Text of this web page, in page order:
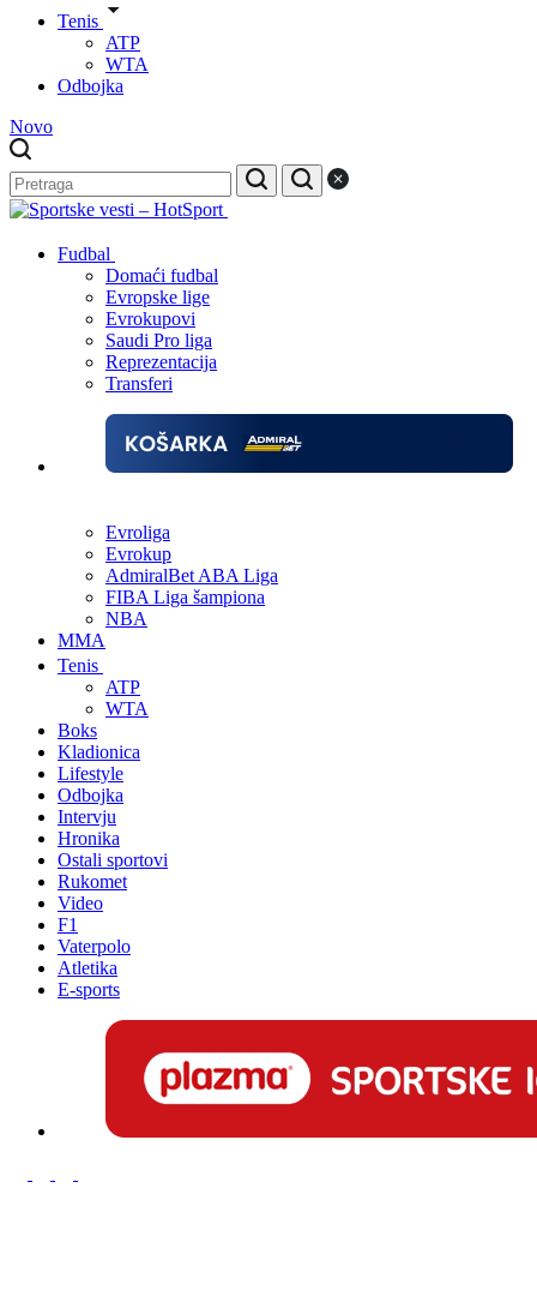
Tenis
ATP
WTA
Odbojka
Novo
Fudbal
Domaći fudbal
Evropske lige
Evrokupovi
Saudi Pro liga
Reprezentacija
Transferi
Evroliga
Evrokup
AdmiralBet ABA Liga
FIBA Liga šampiona
NBA
MMA
Tenis
ATP
WTA
Boks
Kladionica
Lifestyle
Odbojka
Intervju
Hronika
Ostali sportovi
Rukomet
Video
F1
Vaterpolo
Atletika
E-sports